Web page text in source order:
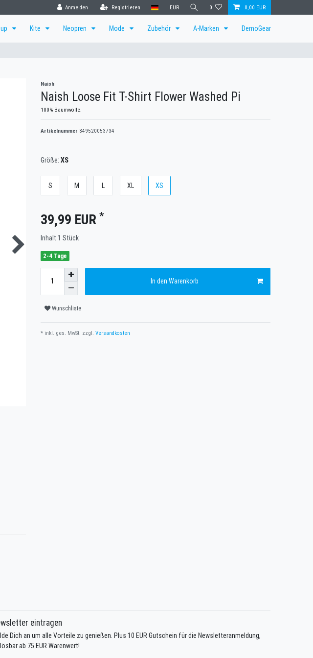
Anmelden Registrieren EUR 0 0,00 EUR
Kite Neopren Mode Zubehör A-Marken DemoGear
Naish
Naish Loose Fit T-Shirt Flower Washed Pi
100% Baumwolle.
Artikelnummer 849520053734
Größe: XS
S M L XL XS
39,99 EUR *
Inhalt 1 Stück
2-4 Tage
In den Warenkorb
Wunschliste
* inkl. ges. MwSt. zzgl. Versandkosten
eintragen
Dich an um alle Vorteile zu genießen. Plus 10 EUR Gutschein für die Newsletteranmeldung,
ab 75 EUR Warenwert!